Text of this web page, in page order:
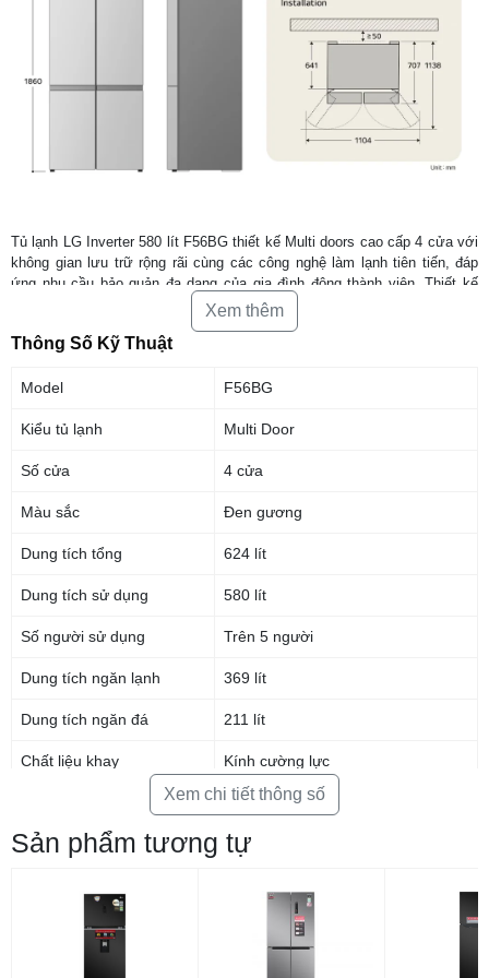
Tủ lạnh LG Inverter 580 lít F56BG thiết kế Multi doors cao cấp 4 cửa với
không gian lưu trữ rộng rãi cùng các công nghệ làm lạnh tiên tiến, đáp
ứng nhu cầu bảo quản đa dạng của gia đình đông thành viên. Thiết kế
hiện đại kết hợp khả năng vận hành tiết kiệm điện giúp sản phẩm trở
thành lựa chọn phù hợp cho nhu cầu sử dụng hằng ngày.
Linear Cooling duy trì độ tươi ngon lâu hơn
Công nghệ Linear Cooling giúp kiểm soát sự dao động nhiệt độ bên trong
trì nhiệt độ đều đặn, thực phẩm giữ được độ tươi ngon và hương vị tự
nhiên trong thời gian dài hơn.
Xem thêm
Thông Số Kỹ Thuật
Model F56BG
Kiểu tủ lạnh Multi Door
Số cửa 4 cửa
Màu sắc Đen gương
Dung tích tổng 624 lít
Dung tích sử dụng 580 lít
Số người sử dụng Trên 5 người
Dung tích ngăn lạnh 369 lít
Dung tích ngăn đá 211 lít
Chất liệu khay Kính cường lực
Gương
Công nghệ làm lạnh Linear Cooling
Công nghệ bảo quản thực
FreshBalancer
Xem chi tiết thông số
Sản phẩm tương tự